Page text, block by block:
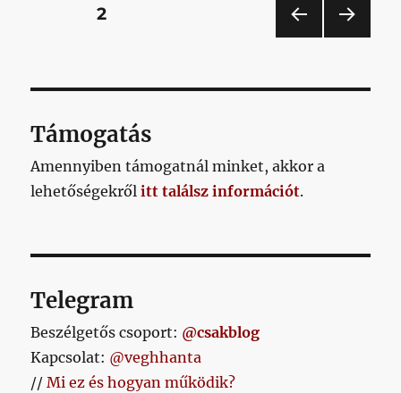
Bejegyzések
AL
OLDAL2
OLD
Támogatás
Amennyiben támogatnál minket, akkor a
lehetőségekrőlitt találsz információt.
Telegram
Beszélgetős csoport: @csakblog
Kapcsolat: @veghhanta
//Mi ez és hogyan működik?